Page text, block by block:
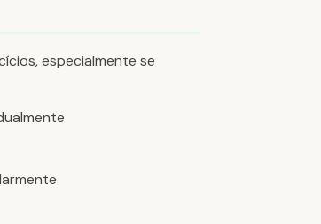
especialmente se